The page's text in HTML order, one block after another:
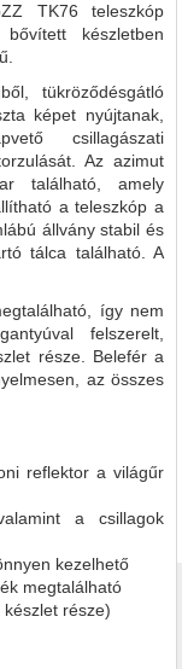
TK76 teleszkóp
készletben
tükröződésgátló
képet nyújtanak,
csillagászati
Az azimut
található, amely
a teleszkóp a
állvány stabil és
tálca található. A
így nem
felszerelt,
része. Belefér a
az összes
reflektor a világűr
a csillagok
kezelhető
megtalálható
része)